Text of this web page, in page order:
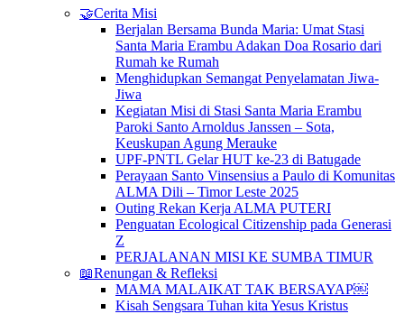
🤝Cerita Misi
Berjalan Bersama Bunda Maria: Umat Stasi
Santa Maria Erambu Adakan Doa Rosario dari
Rumah ke Rumah
Menghidupkan Semangat Penyelamatan Jiwa-
Jiwa
Kegiatan Misi di Stasi Santa Maria Erambu
Paroki Santo Arnoldus Janssen – Sota,
Keuskupan Agung Merauke
UPF-PNTL Gelar HUT ke-23 di Batugade
Perayaan Santo Vinsensius a Paulo di Komunitas
ALMA Dili – Timor Leste 2025
Outing Rekan Kerja ALMA PUTERI
Penguatan Ecological Citizenship pada Generasi
Z
PERJALANAN MISI KE SUMBA TIMUR
📖Renungan & Refleksi
MAMA MALAIKAT TAK BERSAYAP￼
Kisah Sengsara Tuhan kita Yesus Kristus